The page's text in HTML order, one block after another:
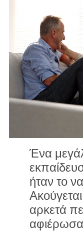
Ένα
ήταν το
αρκετά
αφιέρωσα